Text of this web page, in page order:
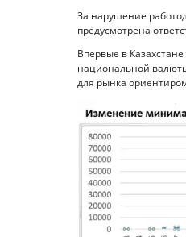
За нарушение
предусмотрена
Впервые в
национальной
для рынка